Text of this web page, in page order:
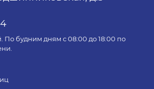
По будним дням с 08:00 до 18:00 по